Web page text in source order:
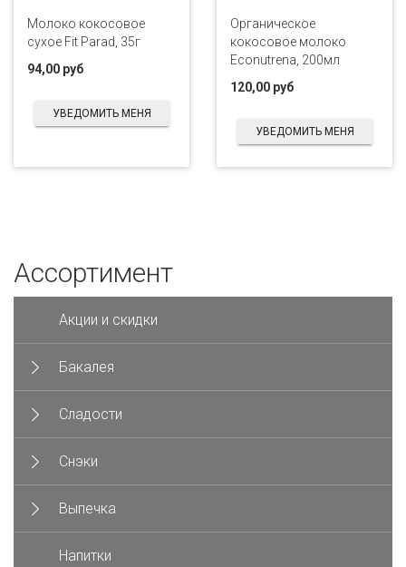
Молоко кокосовое
сухое Fit Parad, 35г
94,00 руб
УВЕДОМИТЬ МЕНЯ
Органическое
кокосовое молоко
Econutrena, 200мл
120,00 руб
УВЕДОМИТЬ МЕНЯ
Ассортимент
Акции и скидки
Бакалея
Сладости
Снэки
Выпечка
Напитки